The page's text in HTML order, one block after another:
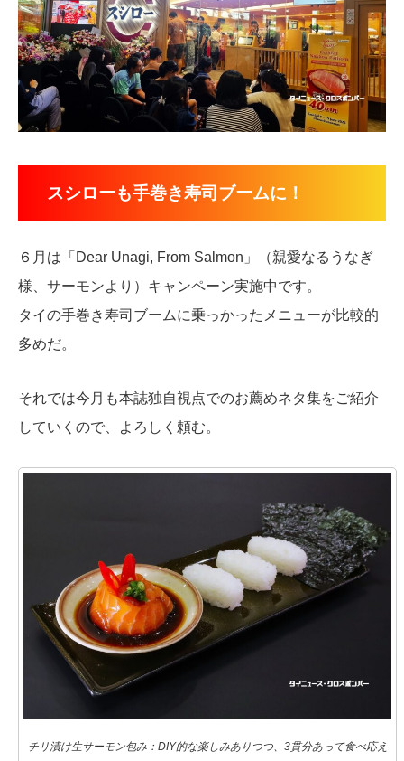
スシローも手巻き寿司ブームに！
６月は「Dear Unagi, From Salmon」（親愛なるうなぎ
様、サーモンより）キャンペーン実施中です。
タイの手巻き寿司ブームに乗っかったメニューが比較的
多めだ。
それでは今月も本誌独自視点でのお薦めネタ集をご紹介
していくので、よろしく頼む。
チリ漬け生サーモン包み：DIY的な楽しみありつつ、3貫分あって食べ応え